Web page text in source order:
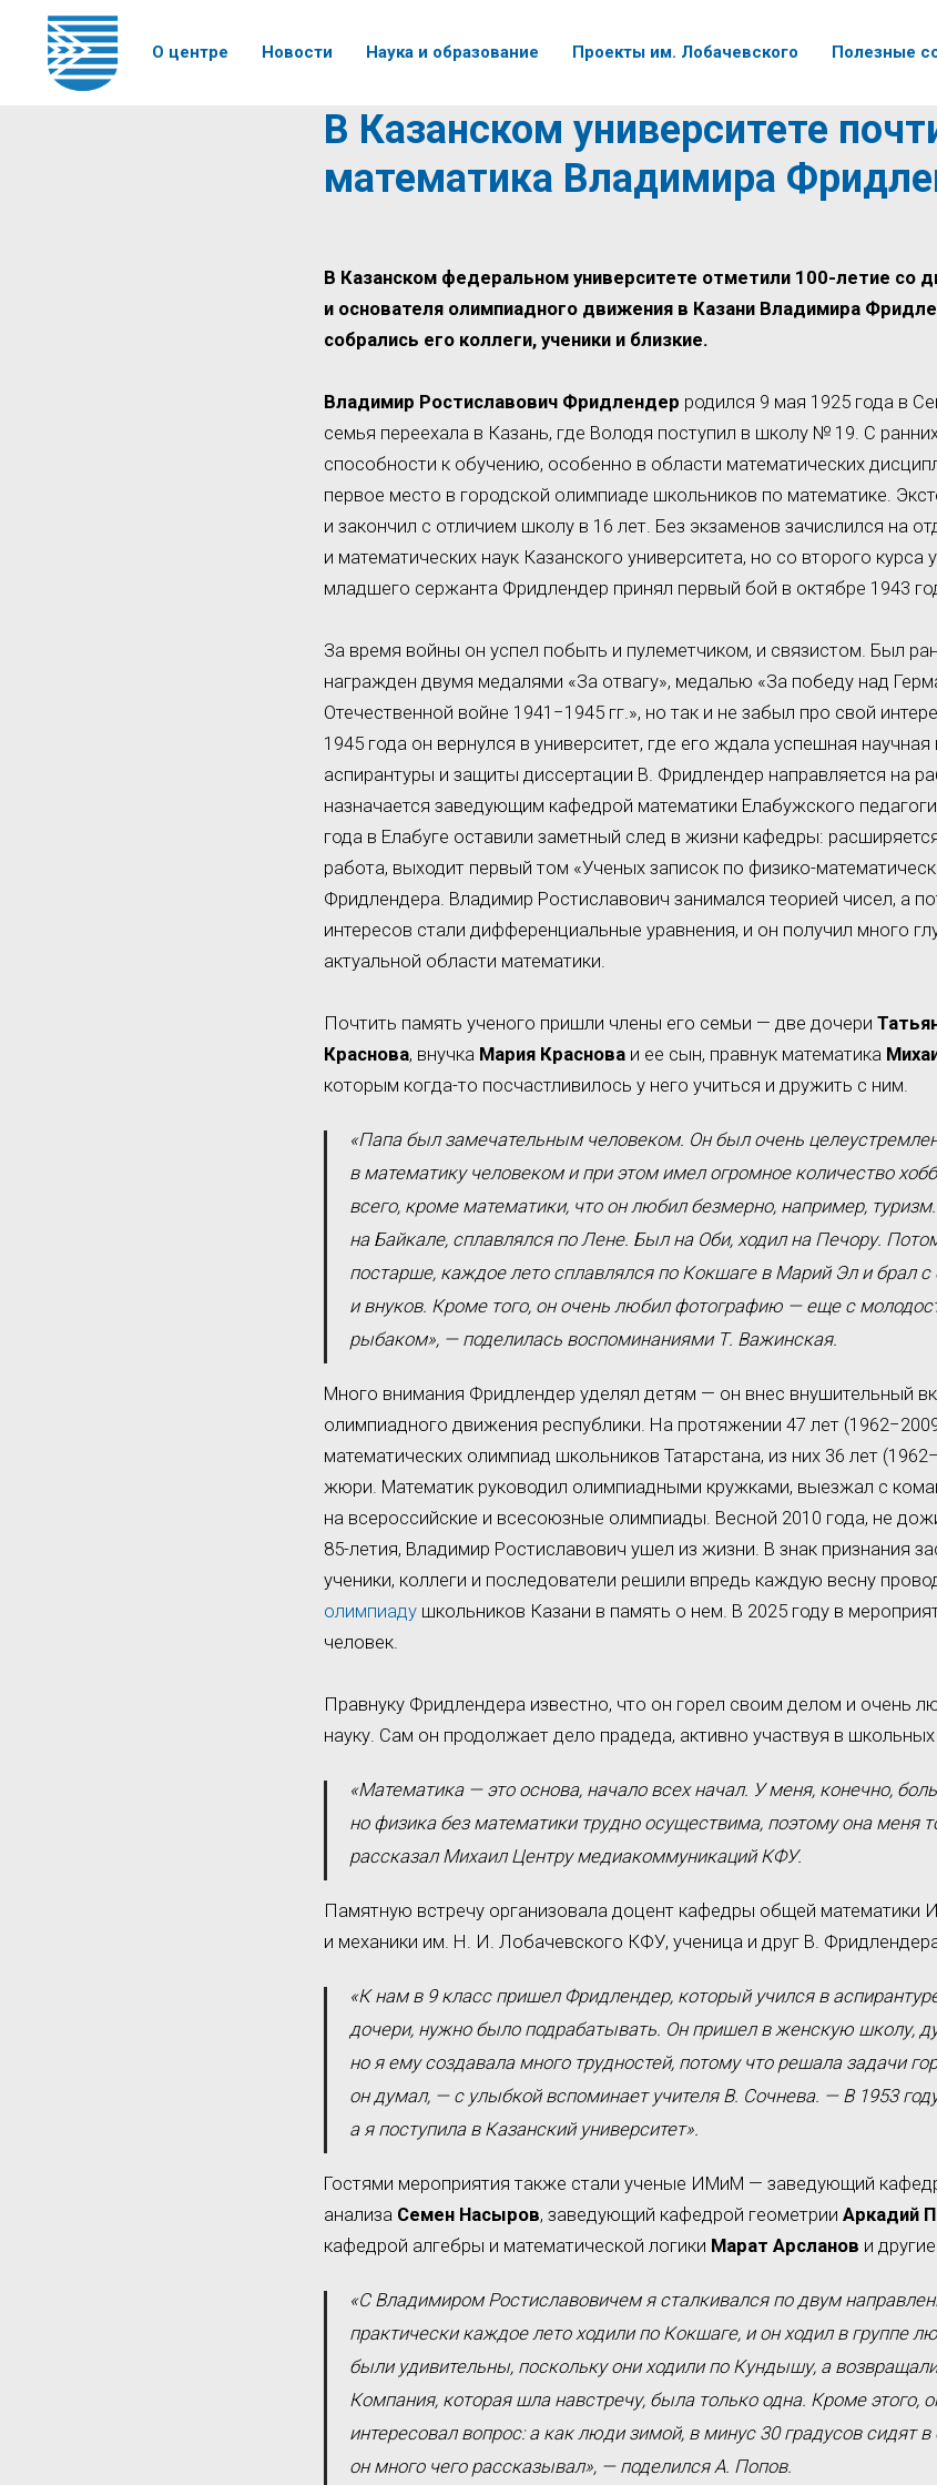
О центре Новости Наука и образование Проекты им. Лобачевского Полезные
В Казанском университете
математика Владимира
В Казанском федеральном университете отметили 100-летие со
и основателя олимпиадного движения в Казани Владимира
собрались его коллеги, ученики и близкие.
Владимир Ростиславович Фридлендер родился 9 мая 1925 года в
семья переехала в Казань, где Володя поступил в школу № 19. С
способности к обучению, особенно в области математических
первое место в городской олимпиаде школьников по математике.
и закончил с отличием школу в 16 лет. Без экзаменов зачислился на
и математических наук Казанского университета, но со второго курса
младшего сержанта Фридлендер принял первый бой в октябре 1943
За время войны он успел побыть и пулеметчиком, и связистом. Был
награжден двумя медалями «За отвагу», медалью «За победу над
Отечественной войне 1941−1945 гг.», но так и не забыл про свой
1945 года он вернулся в университет, где его ждала успешная
аспирантуры и защиты диссертации В. Фридлендер направляется на
назначается заведующим кафедрой математики Елабужского
года в Елабуге оставили заметный след в жизни кафедры:
работа, выходит первый том «Ученых записок по физико-
Фридлендера. Владимир Ростиславович занимался теорией чисел, а
интересов стали дифференциальные уравнения, и он получил много
актуальной области математики.
Почтить память ученого пришли члены его семьи — две дочери
Краснова, внучка Мария Краснова и ее сын, правнук математика
которым когда-то посчастливилось у него учиться и дружить с ним.
«Папа был замечательным человеком. Он был очень
в математику человеком и при этом имел огромное количество
всего, кроме математики, что он любил безмерно, например,
на Байкале, сплавлялся по Лене. Был на Оби, ходил на Печору.
постарше, каждое лето сплавлялся по Кокшаге в Марий Эл и брал с
и внуков. Кроме того, он очень любил фотографию — еще с
рыбаком», — поделилась воспоминаниями Т. Важинская.
Много внимания Фридлендер уделял детям — он внес внушительный
олимпиадного движения республики. На протяжении 47 лет
математических олимпиад школьников Татарстана, из них 36 лет
жюри. Математик руководил олимпиадными кружками, выезжал с
на всероссийские и всесоюзные олимпиады. Весной 2010 года, не
85-летия, Владимир Ростиславович ушел из жизни. В знак признания
ученики, коллеги и последователи решили впредь каждую весну
олимпиаду школьников Казани в память о нем. В 2025 году в
человек.
Правнуку Фридлендера известно, что он горел своим делом и очень
науку. Сам он продолжает дело прадеда, активно участвуя в
«Математика — это основа, начало всех начал. У меня, конечно,
но физика без математики трудно осуществима, поэтому она меня
рассказал Михаил Центру медиакоммуникаций КФУ.
Памятную встречу организовала доцент кафедры общей математики
и механики им. Н. И. Лобачевского КФУ, ученица и друг В.
«К нам в 9 класс пришел Фридлендер, который учился в
дочери, нужно было подрабатывать. Он пришел в женскую школу,
но я ему создавала много трудностей, потому что решала задачи
он думал, — с улыбкой вспоминает учителя В. Сочнева. — В 1953
а я поступила в Казанский университет».
Гостями мероприятия также стали ученые ИМиМ — заведующий
анализа Семен Насыров, заведующий кафедрой геометрии Аркадий
кафедрой алгебры и математической логики Марат Арсланов и
«С Владимиром Ростиславовичем я сталкивался по двум
практически каждое лето ходили по Кокшаге, и он ходил в группе
были удивительны, поскольку они ходили по Кундышу, а
Компания, которая шла навстречу, была только одна. Кроме этого,
интересовал вопрос: а как люди зимой, в минус 30 градусов сидят
он много чего рассказывал», — поделился А. Попов.